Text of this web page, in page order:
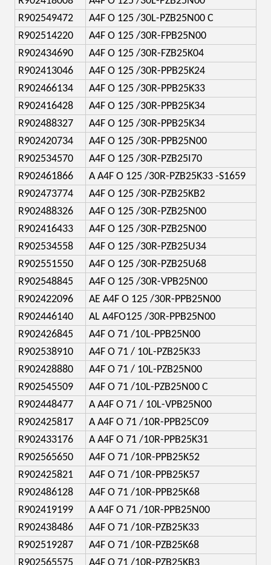
R902549472
A4F O 125 /30L-PZB25N00 C
R902514220
A4F O 125 /30R-FPB25N00
R902434690
A4F O 125 /30R-FZB25K04
R902413046
A4F O 125 /30R-PPB25K24
R902466134
A4F O 125 /30R-PPB25K33
R902416428
A4F O 125 /30R-PPB25K34
R902488327
A4F O 125 /30R-PPB25K34
R902420734
A4F O 125 /30R-PPB25N00
R902534570
A4F O 125 /30R-PZB25I70
R902461866
A A4F O 125 /30R-PZB25K33 -S1659
R902473774
A4F O 125 /30R-PZB25KB2
R902488326
A4F O 125 /30R-PZB25N00
R902416433
A4F O 125 /30R-PZB25N00
R902534558
A4F O 125 /30R-PZB25U34
R902551550
A4F O 125 /30R-PZB25U68
R902548845
A4F O 125 /30R-VPB25N00
R902422096
AE A4F O 125 /30R-PPB25N00
R902446140
AL A4FO125 /30R-PPB25N00
R902426845
A4F O 71 /10L-PPB25N00
R902538910
A4F O 71 / 10L-PZB25K33
R902428880
A4F O 71 / 10L-PZB25N00
R902545509
A4F O 71 /10L-PZB25N00 C
R902448477
A A4F O 71 / 10L-VPB25N00
R902425817
A A4F O 71 /10R-PPB25C09
R902433176
A A4F O 71 /10R-PPB25K31
R902565650
A4F O 71 /10R-PPB25K52
R902425821
A4F O 71 /10R-PPB25K57
R902486128
A4F O 71 /10R-PPB25K68
R902419199
A A4F O 71 /10R-PPB25N00
R902438486
A4F O 71 /10R-PZB25K33
R902519287
A4F O 71 /10R-PZB25K68